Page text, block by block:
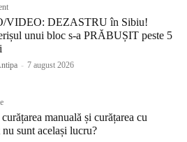
VIDEO: DEZASTRU în Sibiu!
unui bloc s-a PRĂBUȘIT peste 5
- 7 august 2026
manuală și curățarea cu
nu sunt același lucru?